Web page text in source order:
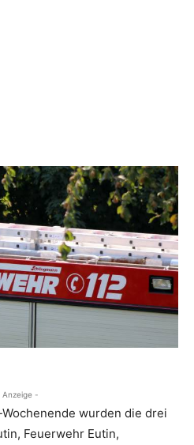
Anzeige -
wurden die drei
Feuerwehr Eutin,